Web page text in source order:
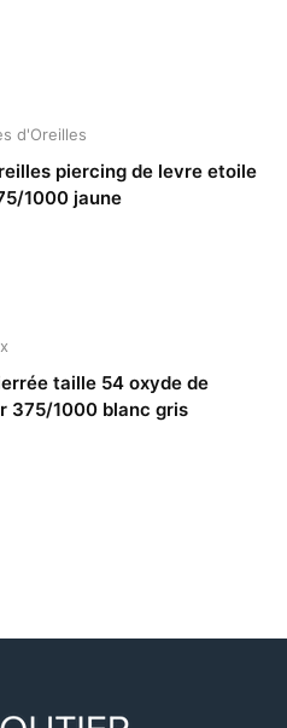
d'Oreilles
piercing de levre etoile
1000 jaune
taille 54 oxyde de
375/1000 blanc gris